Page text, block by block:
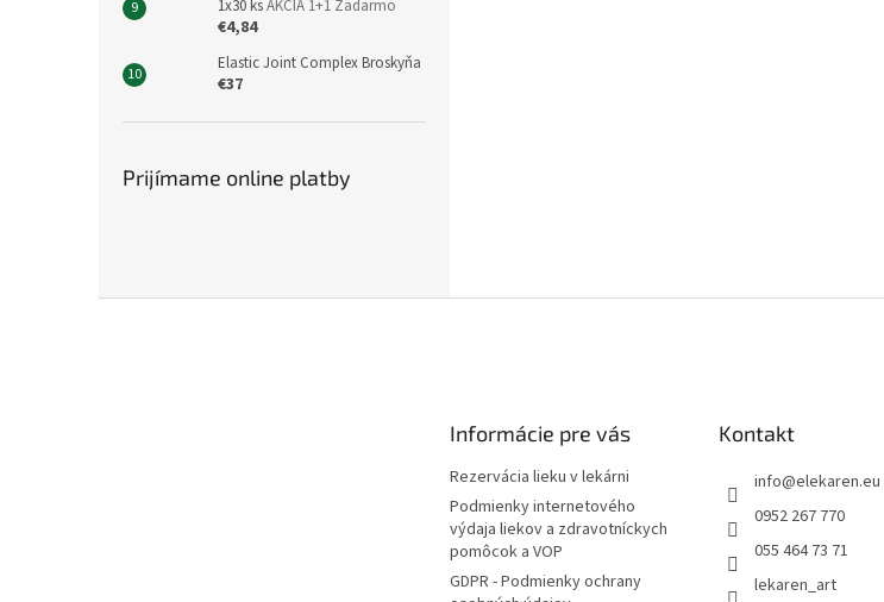
1x30 ksAKCIA 1+1 Zadarmo
€4,84
Elastic Joint Complex Broskyňa
€37
Prijímame online platby
Informácie pre vás
Rezervácia lieku v lekárni
Podmienky internetového
výdaja liekov a zdravotníckych
pomôcok a VOP
GDPR - Podmienky ochrany
Kontakt
info@elekaren.eu
0952 267 770
055 464 73 71
lekaren_art